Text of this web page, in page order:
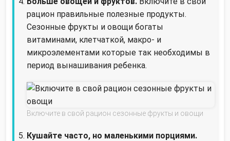
рацион правильные полезные продукты.
Сезонные фрукты и овощи богаты
витаминами, клетчаткой, макро- и
микроэлементами которые так необходимы в
период вынашивания ребенка.
Включите в свой рацион сезонные фрукты и овощи
Кушайте часто, но маленькими порциями.